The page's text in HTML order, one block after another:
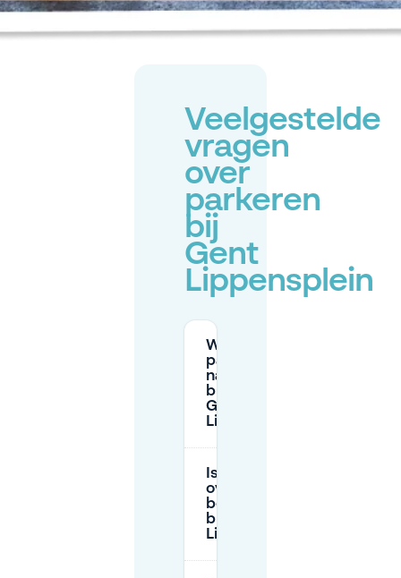
Veelgestelde
vragen
over
parkeren
bij
Gent
Lippensplein
Wat zijn de
parkeerregels
na 19:00 in de
buurt van
Gent
Lippensplein?
Is er
overnachtingsparkeren
beschikbaar in de
buurt van Gent
Lippensplein?